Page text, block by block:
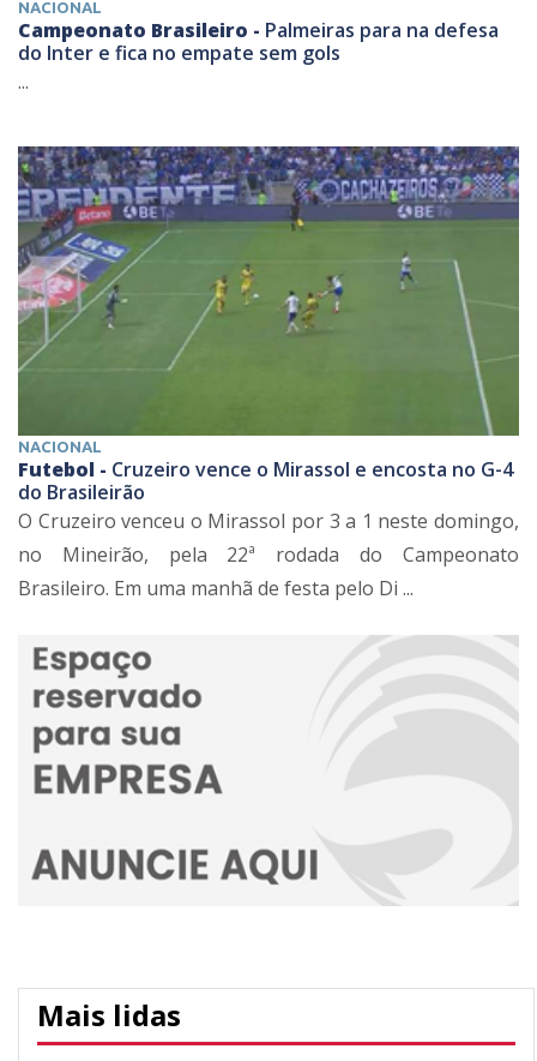
NACIONAL
Campeonato Brasileiro - Palmeiras para na defesa
do Inter e fica no empate sem gols
...
NACIONAL
Futebol - Cruzeiro vence o Mirassol e encosta no G-4
do Brasileirão
O Cruzeiro venceu o Mirassol por 3 a 1 neste domingo,
no Mineirão, pela 22ª rodada do Campeonato
Brasileiro. Em uma manhã de festa pelo Di ...
Mais lidas